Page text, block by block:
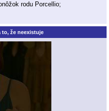
rodu Porcellio;
to, že neexistuje